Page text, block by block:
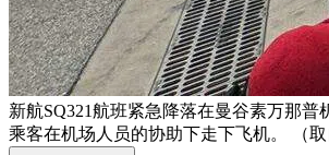
新航SQ321航班紧急降落在曼谷素万那普
乘客在机场人员的协助下走下飞机。 （取